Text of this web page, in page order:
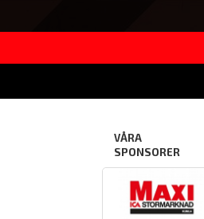
VÅRA
SPONSORER